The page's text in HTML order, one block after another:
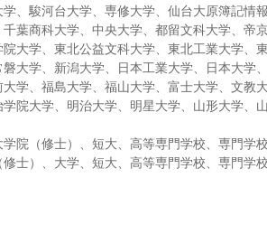
、駿河台大学、専修大学、仙台大原簿記情
葉商科大学、中央大学、都留文科大学、帝
大学、東北公益文科大学、東北工業大学、
大学、新潟大学、日本工業大学、日本大学
学、福島大学、福山大学、富士大学、文教
院大学、明治大学、明星大学、山形大学、
院（修士）、短大、高等専門学校、専門学
士）、大学、短大、高等専門学校、専門学